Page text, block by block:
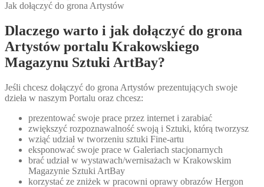
Jak dołączyć do grona Artystów
Dlaczego warto i jak dołączyć do grona
Artystów portalu Krakowskiego
Magazynu Sztuki ArtBay?
Jeśli chcesz dołączyć do grona Artystów prezentujących swoje
dzieła w naszym Portalu oraz chcesz:
prezentować swoje prace przez internet i zarabiać
zwiększyć rozpoznawalność swoją i Sztuki, którą tworzysz
wziąć udział w tworzeniu sztuki Fine-artu
eksponować swoje prace w Galeriach stacjonarnych
brać udział w wystawach/wernisażach w Krakowskim
Magazynie Sztuki ArtBay
korzystać ze zniżek w pracowni oprawy obrazów Hergon